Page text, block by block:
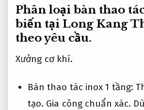
Phân loại bàn thao
biến tại Long Kang
theo yêu cầu.
Xưởng cơ khí.
Bàn thao tác inox 1 tầng:
tạo. Gia công chuẩn xác.